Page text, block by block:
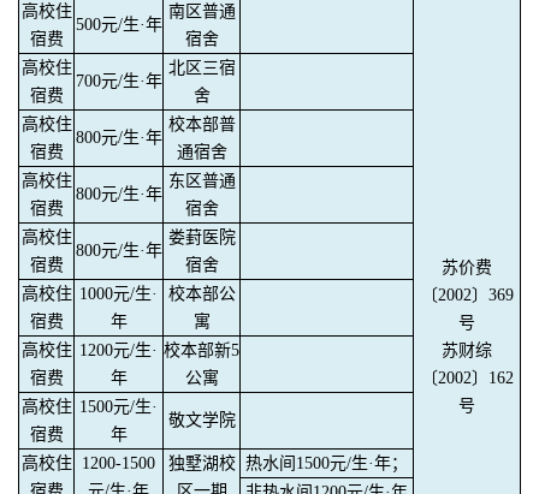
苏价费
〔2002〕369
号
苏财综
〔2002〕162
号
高校住
宿费
500元/生·年
南区普通
宿舍
高校住
宿费
700元/生·年
北区三宿
舍
高校住
宿费
800元/生·年
校本部普
通宿舍
高校住
宿费
800元/生·年
东区普通
宿舍
高校住
宿费
800元/生·年
娄葑医院
宿舍
高校住
宿费
1000元/生·
年
校本部公
寓
高校住
宿费
1200元/生·
年
校本部新5
公寓
高校住
宿费
1500元/生·
年
敬文学院
高校住
1200-1500
独墅湖校 热水间1500元/生·年；